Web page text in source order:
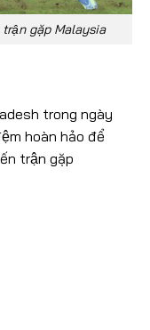
gặp Malaysia
trong ngày
hoàn hảo để
trận gặp